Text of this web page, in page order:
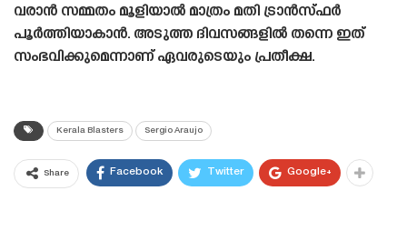
വരാൻ സമ്മതം മൂളിയാൽ മാത്രം മതി ട്രാൻസ്‌ഫർ
പൂർത്തിയാകാൻ. അടുത്ത ദിവസങ്ങളിൽ തന്നെ ഇത്
സംഭവിക്കുമെന്നാണ് ഏവരുടെയും പ്രതീക്ഷ.
Kerala Blasters Sergio Araujo
Share Facebook Twitter Google+